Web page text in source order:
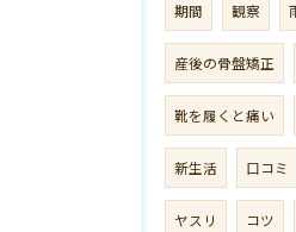
期間 観察
産後の骨盤矯正
靴を履くと痛い
新生活 口コミ
ヤスリ コツ